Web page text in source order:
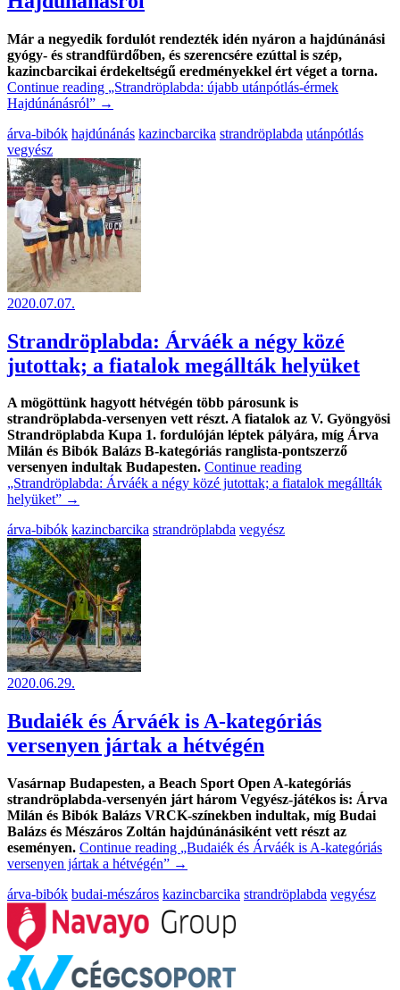
Már a negyedik fordulót rendezték idén nyáron a hajdúnánási
gyógy- és strandfürdőben, és szerencsére ezúttal is szép,
kazincbarcikai érdekeltségű eredményekkel ért véget a torna.
Continue reading „Strandröplabda: újabb utánpótlás-érmek
Hajdúnánásról” →
árva-bibók hajdúnánás kazincbarcika strandröplabda utánpótlás
vegyész
2020.07.07.
Strandröplabda: Árváék a négy közé
jutottak; a fiatalok megállták helyüket
A mögöttünk hagyott hétvégén több párosunk is
strandröplabda-versenyen vett részt. A fiatalok az V. Gyöngyösi
Strandröplabda Kupa 1. fordulóján léptek pályára, míg Árva
Milán és Bibók Balázs B-kategóriás ranglista-pontszerző
versenyen indultak Budapesten. Continue reading
„Strandröplabda: Árváék a négy közé jutottak; a fiatalok megállták
helyüket” →
árva-bibók kazincbarcika strandröplabda vegyész
2020.06.29.
Budaiék és Árváék is A-kategóriás
versenyen jártak a hétvégén
Vasárnap Budapesten, a Beach Sport Open A-kategóriás
strandröplabda-versenyén járt három Vegyész-játékos is: Árva
Milán és Bibók Balázs VRCK-színekben indultak, míg Budai
Balázs és Mészáros Zoltán hajdúnánásiként vett részt az
eseményen. Continue reading „Budaiék és Árváék is A-kategóriás
versenyen jártak a hétvégén” →
árva-bibók budai-mészáros kazincbarcika strandröplabda vegyész